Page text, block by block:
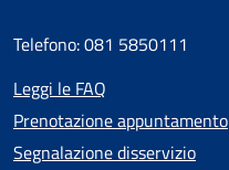
Telefono: 081 5850111
Leggi le FAQ
Prenotazione appuntamento
Segnalazione disservizio